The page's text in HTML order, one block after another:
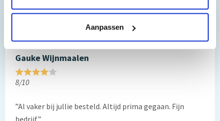
Aanpassen
Reviews van klanten…
”Prima geregeld. ”
Gauke Wijnmaalen
8/10
”Al vaker bij jullie besteld. Altijd prima gegaan. Fijn
bedrijf”